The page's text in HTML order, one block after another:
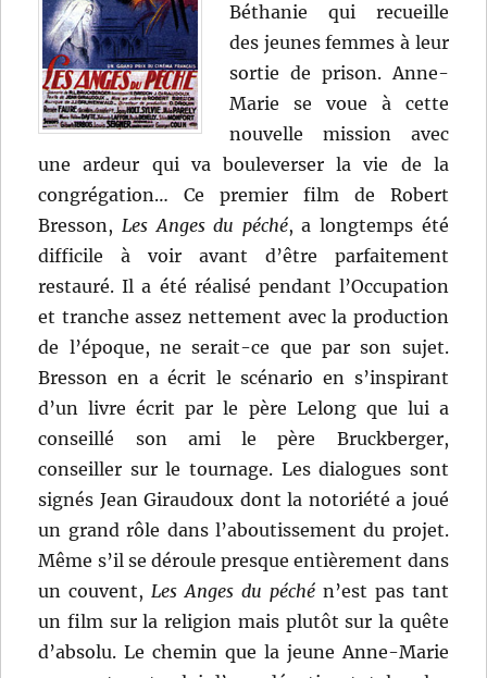
Béthanie qui recueille
des jeunes femmes à leur
sortie de prison. Anne-
Marie se voue à cette
nouvelle mission avec
une ardeur qui va bouleverser la vie de la
congrégation… Ce premier film de Robert
Bresson, Les Anges du péché, a longtemps été
difficile à voir avant d’être parfaitement
restauré. Il a été réalisé pendant l’Occupation
et tranche assez nettement avec la production
de l’époque, ne serait-ce que par son sujet.
Bresson en a écrit le scénario en s’inspirant
d’un livre écrit par le père Lelong que lui a
conseillé son ami le père Bruckberger,
conseiller sur le tournage. Les dialogues sont
signés Jean Giraudoux dont la notoriété a joué
un grand rôle dans l’aboutissement du projet.
Même s’il se déroule presque entièrement dans
un couvent,Les Anges du péchén’est pas tant
un film sur la religion mais plutôt sur la quête
d’absolu. Le chemin que la jeune Anne-Marie